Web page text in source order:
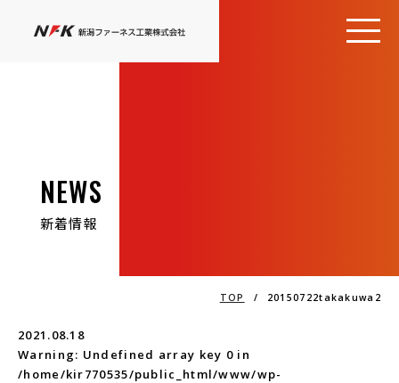
NEWS
新着情報
TOP / 20150722takakuwa2
2021.08.18
Warning: Undefined array key 0 in
/home/kir770535/public_html/www/wp-